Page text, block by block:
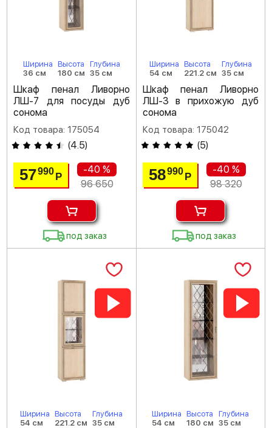
Ширина
36 см
Высота
180 см
Глубина
35 см
Шкаф пенал Ливорно
ЛШ-7 для посуды дуб
сонома
Код товара: 175054
(4.5)
57990Р
-40 %
96 650
под заказ
Ширина
54 см
Высота
221.2 см
Глубина
35 см
Шкаф пенал Ливорно
ЛШ-3 в прихожую дуб
сонома
Код товара: 175042
(5)
58990 Р
-40 %
98 320
под заказ
Ширина
54 см
Высота
221.2 см
Глубина
35 см
Ширина
54 см
Высота
180 см
Глубина
35 см